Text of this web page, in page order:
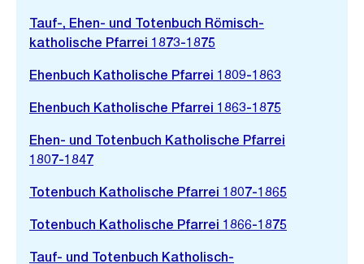
Tauf-, Ehen- und Totenbuch Römisch-
katholische Pfarrei 1873-1875
Ehenbuch Katholische Pfarrei 1809-1863
Ehenbuch Katholische Pfarrei 1863-1875
Ehen- und Totenbuch Katholische Pfarrei
1807-1847
Totenbuch Katholische Pfarrei 1807-1865
Totenbuch Katholische Pfarrei 1866-1875
Tauf- und Totenbuch Katholisch-